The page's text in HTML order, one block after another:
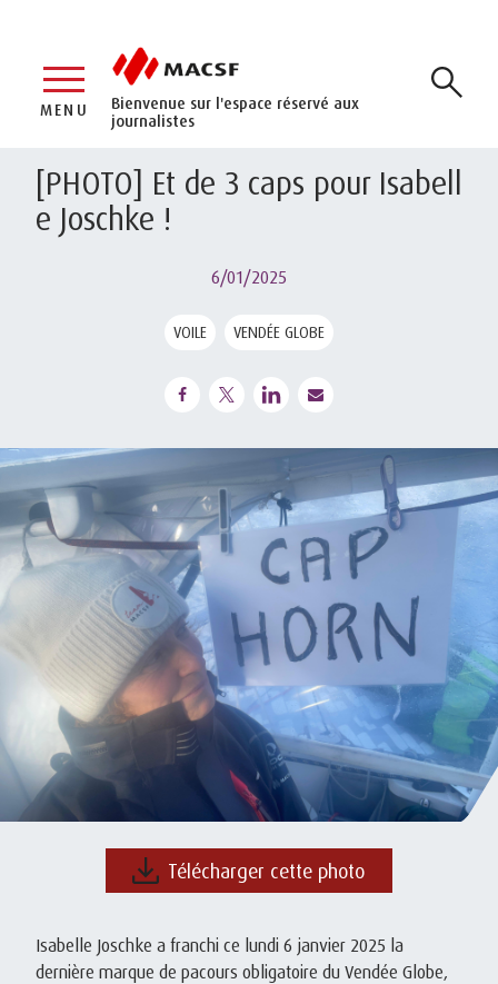
Bienvenue sur l'espace réservé aux
journalistes
MENU
[PHOTO] Et de 3 caps pour Isabell
e Joschke !
6/01/2025
VOILE VENDÉE GLOBE
Télécharger cette photo
Isabelle Joschke a franchi ce lundi 6 janvier 2025 la
dernière marque de pacours obligatoire du Vendée Globe,